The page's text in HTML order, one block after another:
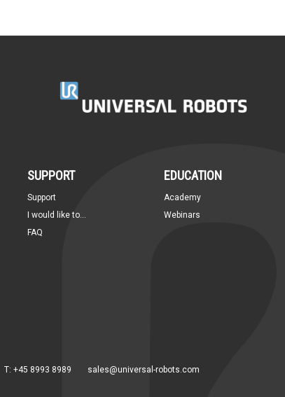
SUPPORT
Support
I would like to...
FAQ
EDUCATION
Academy
Webinars
T: +45 8993 8989
sales@universal-robots.com